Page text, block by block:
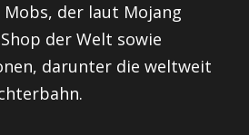
der laut Mojang
der Welt sowie
darunter die weltweit